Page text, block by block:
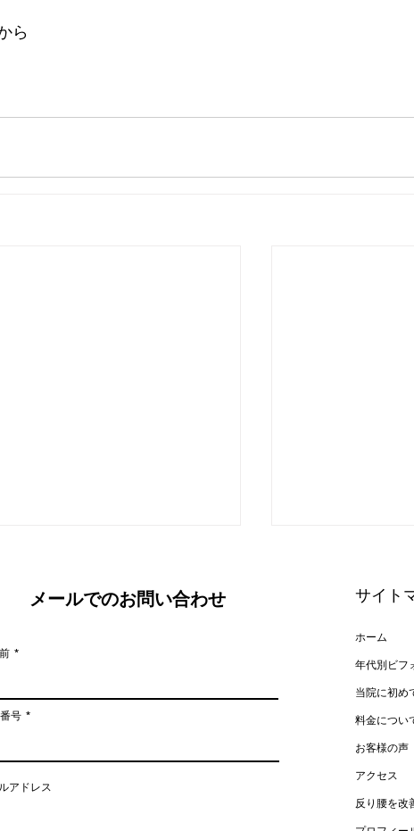
ら
猫背と反り腰が
がキレイに！
メールでのお問い合わせ
号
アドレス
サイト
ホーム
年代別ビフ
当院に初め
料金につい
お客様の
アクセス
反り腰を改